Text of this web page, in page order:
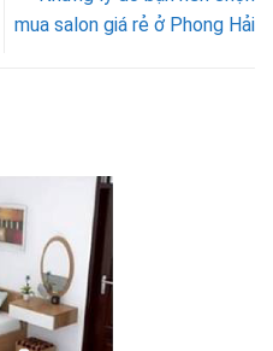
mua salon giá rẻ ở Phong Hải